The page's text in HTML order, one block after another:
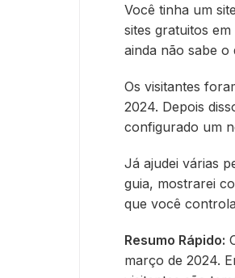
Você tinha um
sites gratuitos
ainda não sabe o
Os visitantes
2024. Depois
configurado um
Já ajudei várias
guia, mostrarei
que você
Resumo Rápido:
março de 2024.